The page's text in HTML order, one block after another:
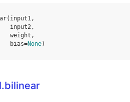
( input1,
input2,
weight ,
bias=None)